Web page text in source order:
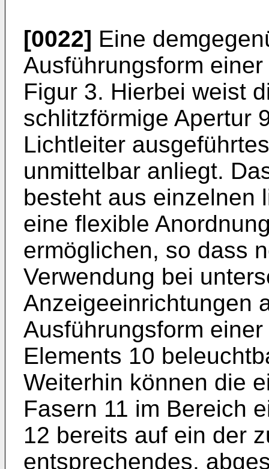
[0022] Eine
Ausführungsform
Figur 3. Hierbei weist
schlitzförmige Apertur
Lichtleiter
unmittelbar anliegt.
besteht aus einzelnen
eine flexible
ermöglichen, so dass
Verwendung bei
Anzeigeeinrichtungen
Ausführungsform
Elements 10
Weiterhin können die
Fasern 11 im Bereich
12 bereits auf ein der
entsprechendes,